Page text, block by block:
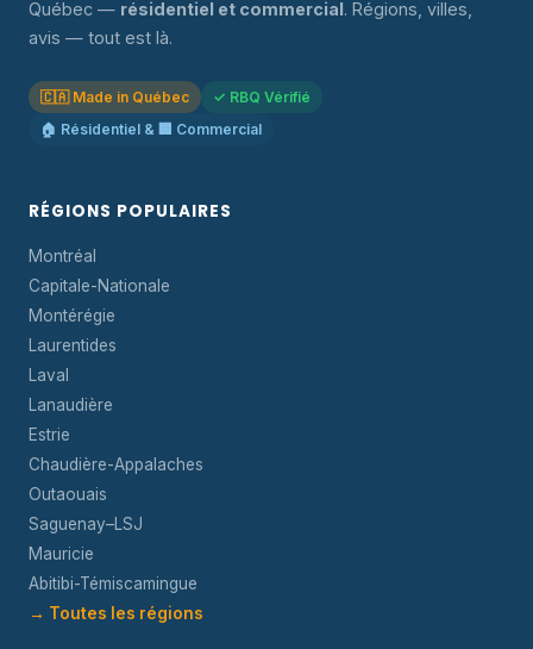
Québec — résidentiel et commercial. Régions, villes,
avis — tout est là.
🇨🇦 Made in Québec
✓ RBQ Vérifié
🏠 Résidentiel & 🏢 Commercial
RÉGIONS POPULAIRES
Montréal
Capitale-Nationale
Montérégie
Laurentides
Laval
Lanaudière
Estrie
Chaudière-Appalaches
Outaouais
Saguenay–LSJ
Mauricie
Abitibi-Témiscamingue
→ Toutes les régions